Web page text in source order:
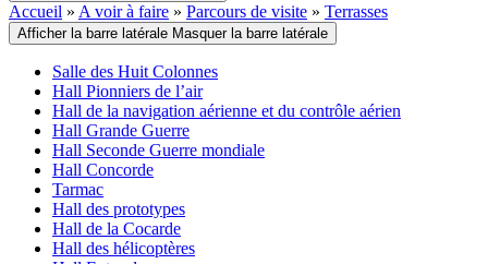
Accueil » A voir à faire » Parcours de visite » Terrasses
Afficher la barre latérale Masquer la barre latérale
Salle des Huit Colonnes
Hall Pionniers de l’air
Hall de la navigation aérienne et du contrôle aérien
Hall Grande Guerre
Hall Seconde Guerre mondiale
Hall Concorde
Tarmac
Hall des prototypes
Hall de la Cocarde
Hall des hélicoptères